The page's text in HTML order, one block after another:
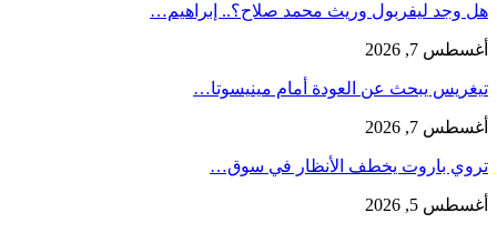
هل وجد ليفربول وريث محمد صلاح؟.. إبراهيم…
أغسطس 7, 2026
تيغريس يبحث عن العودة أمام مينيسوتا…
أغسطس 7, 2026
تروي باروت يخطف الأنظار في سوق…
أغسطس 5, 2026